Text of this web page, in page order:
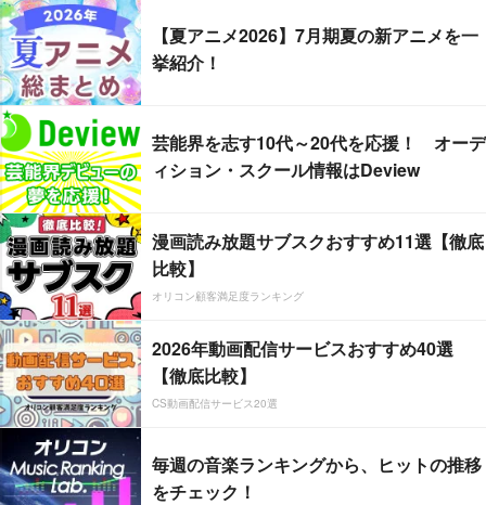
【夏アニメ2026】7月期夏の新アニメを一
挙紹介！
芸能界を志す10代～20代を応援！ オーデ
ィション・スクール情報はDeview
漫画読み放題サブスクおすすめ11選【徹底
比較】
オリコン顧客満足度ランキング
2026年動画配信サービスおすすめ40選
【徹底比較】
CS動画配信サービス20選
毎週の音楽ランキングから、ヒットの推移
をチェック！